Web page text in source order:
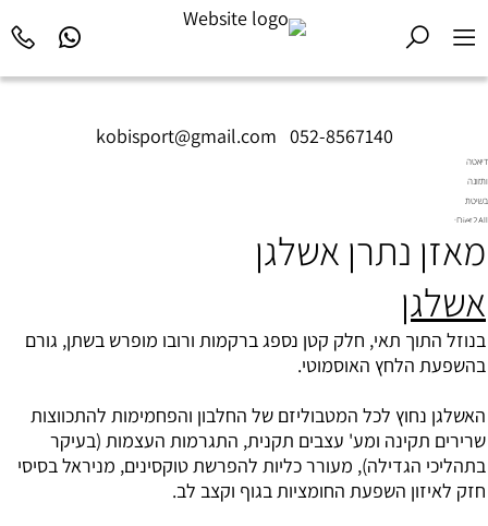
kobisport@gmail.com 052-8567140
דיאטה
ותזונה
בשיטת
Diet2All:
שמאחורי
המושלם.
מאזן נתרן אשלגן
אשלגן
בנוזל התוך תאי, חלק קטן נספג ברקמות ורובו מופרש בשתן, גורם
בהשפעת הלחץ האוסמוטי.
האשלגן נחוץ לכל המטבוליזם של החלבון והפחמימות להתכווצות
שרירים תקינה ומע' עצבים תקנית, התגרמות העצמות (בעיקר
בתהליכי הגדילה), מעורר כליות להפרשת טוקסינים, מניראל בסיסי
חזק לאיזון השפעת החומציות בגוף וקצב לב.